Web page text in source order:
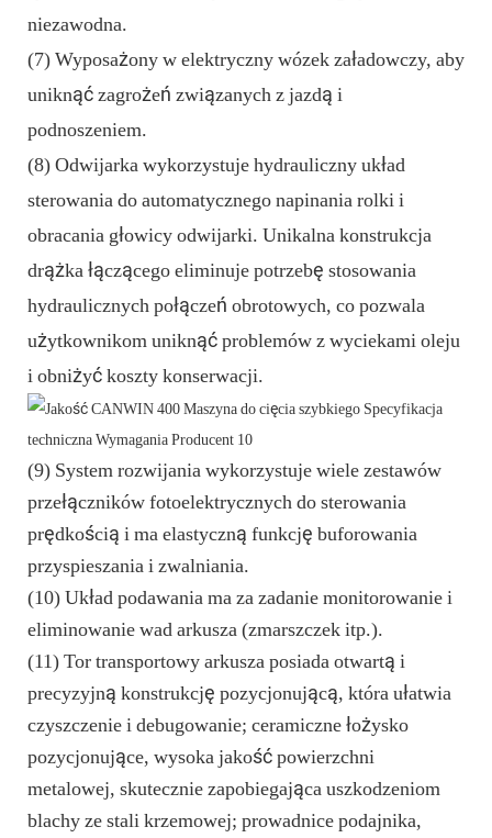
niezawodna.
(7) Wyposażony w elektryczny wózek załadowczy, aby
uniknąć zagrożeń związanych z jazdą i
podnoszeniem.
(8) Odwijarka wykorzystuje hydrauliczny układ
sterowania do automatycznego napinania rolki i
obracania głowicy odwijarki. Unikalna konstrukcja
drążka łączącego eliminuje potrzebę stosowania
hydraulicznych połączeń obrotowych, co pozwala
użytkownikom uniknąć problemów z wyciekami oleju
i obniżyć koszty konserwacji.
(9) System rozwijania wykorzystuje wiele zestawów
przełączników fotoelektrycznych do sterowania
prędkością i ma elastyczną funkcję buforowania
przyspieszania i zwalniania.
(10) Układ podawania ma za zadanie monitorowanie i
eliminowanie wad arkusza (zmarszczek itp.).
(11) Tor transportowy arkusza posiada otwartą i
precyzyjną konstrukcję pozycjonującą, która ułatwia
czyszczenie i debugowanie; ceramiczne łożysko
pozycjonujące, wysoka jakość powierzchni
metalowej, skutecznie zapobiegająca uszkodzeniom
blachy ze stali krzemowej; prowadnice podajnika,